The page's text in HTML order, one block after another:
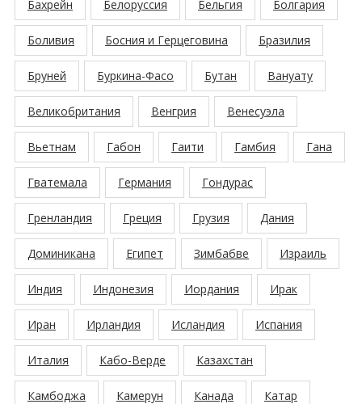
Бахрейн Белоруссия Бельгия Болгария
Боливия Босния и Герцеговина Бразилия
Бруней Буркина-Фасо Бутан Вануату
Великобритания Венгрия Венесуэла
Вьетнам Габон Гаити Гамбия Гана
Гватемала Германия Гондурас
Гренландия Греция Грузия Дания
Доминикана Египет Зимбабве Израиль
Индия Индонезия Иордания Ирак
Иран Ирландия Исландия Испания
Италия Кабо-Верде Казахстан
Камбоджа Камерун Канада Катар